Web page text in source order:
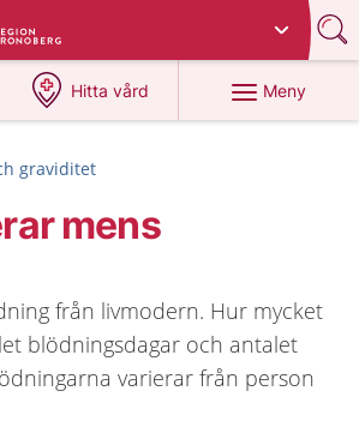
region
Hitta vård
på 1177.se
Meny
graviditet
mens
från livmodern. Hur mycket
blödningsdagar och antalet
varierar från person